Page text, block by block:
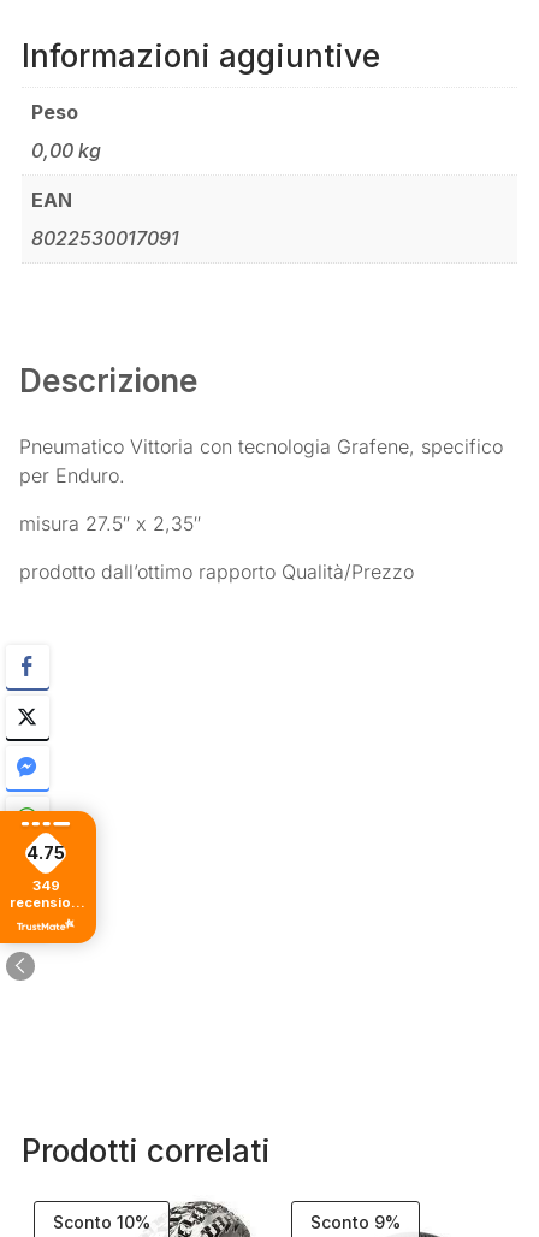
Informazioni aggiuntive
Peso
0,00 kg
EAN
8022530017091
Descrizione
Pneumatico Vittoria con tecnologia Grafene, specifico
per Enduro.
misura 27.5″ x 2,35″
prodotto dall’ottimo rapporto Qualità/Prezzo
Prodotti correlati
Sconto 10% Sconto 9%
4.75
349
recensioni
di tutti i
tempi